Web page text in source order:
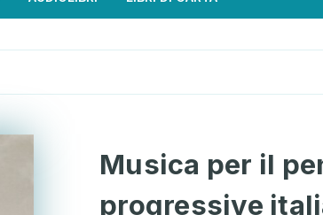
Musica per il
progressive